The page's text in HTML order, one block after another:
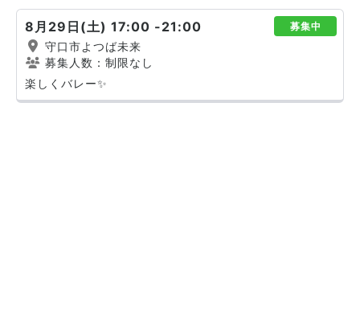
8月29日(土) 17:00 -21:00 募集中
守口市よつば未来
募集人数：制限なし
楽しくバレー✨